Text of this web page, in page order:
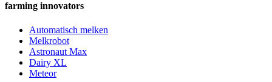
farming innovators
Automatisch melken
Melkrobot
Astronaut Max
Dairy XL
Meteor